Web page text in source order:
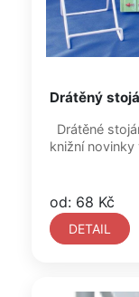
Drátěný
Drátěné
knižní novinky
od: 68 Kč
DETAIL